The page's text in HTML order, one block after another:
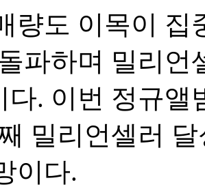
량도 이목이 집
파하며 밀리
다. 이번 정규앨
밀리언셀러
이다.